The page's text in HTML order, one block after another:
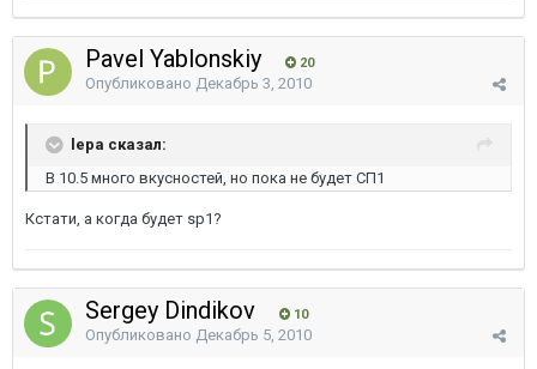
Pavel Yablonskiy 20
Опубликовано Декабрь 3, 2010
lepa сказал:
В 10.5 много вкусностей, но пока не будет СП1
Кстати, а когда будет sp1?
Sergey Dindikov 10
Опубликовано Декабрь 5, 2010